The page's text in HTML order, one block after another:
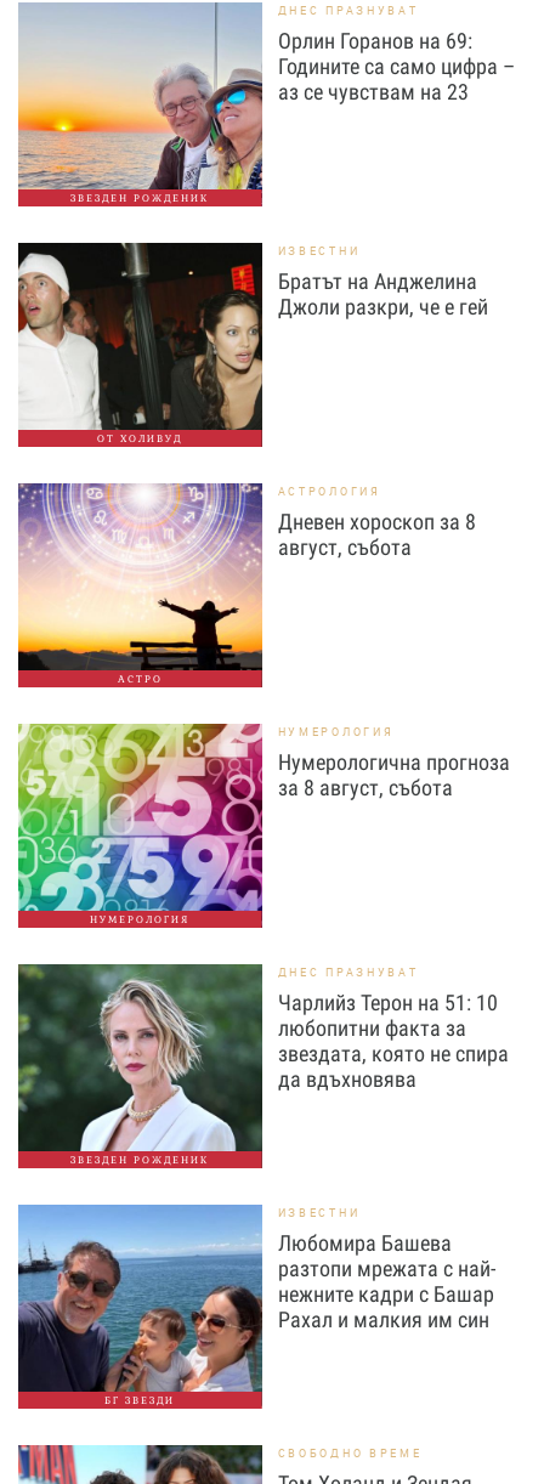
ЗВЕЗДЕН РОЖДЕНИК
ДНЕС ПРАЗНУВАТ
Орлин Горанов на 69:
Годините са само цифра –
аз се чувствам на 23
ОТ ХОЛИВУД
ИЗВЕСТНИ
Братът на Анджелина
Джоли разкри, че е гей
АСТРО
АСТРОЛОГИЯ
Дневен хороскоп за 8
август, събота
НУМЕРОЛОГИЯ
НУМЕРОЛОГИЯ
Нумерологична прогноза
за 8 август, събота
ЗВЕЗДЕН РОЖДЕНИК
ДНЕС ПРАЗНУВАТ
Чарлийз Терон на 51: 10
любопитни факта за
звездата, която не спира
да вдъхновява
БГ ЗВЕЗДИ
ИЗВЕСТНИ
Любомира Башева
разтопи мрежата с най-
нежните кадри с Башар
Рахал и малкия им син
СВОБОДНО ВРЕМЕ